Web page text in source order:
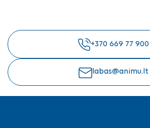
+370 669 77 900
labas@animu.lt